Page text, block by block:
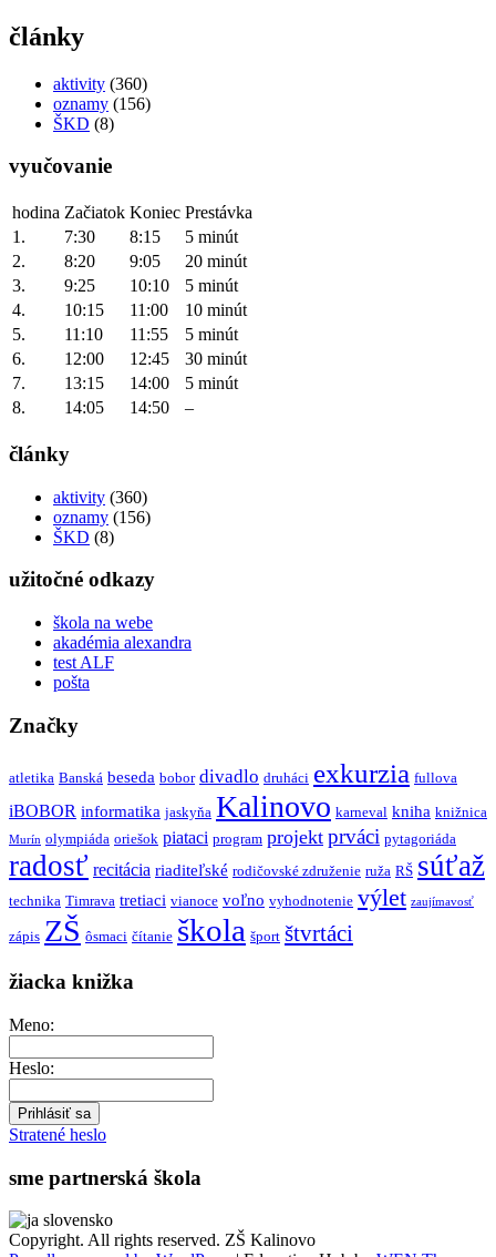
články
aktivity (360)
oznamy (156)
ŠKD (8)
vyučovanie
hodina Začiatok Koniec Prestávka
1.
7:30 8:15
5 minút
2.
8:20 9:05
20 minút
3.
9:25 10:10
5 minút
4.
10:15 11:00
10 minút
5.
11:10 11:55
5 minút
6.
12:00 12:45
30 minút
7.
13:15 14:00
5 minút
8.
14:05 14:50 –
články
aktivity (360)
oznamy (156)
ŠKD (8)
užitočné odkazy
škola na webe
akadémia alexandra
test ALF
pošta
Značky
atletika Banská beseda bobor divadlo druháci exkurzia fullova
iBOBOR informatika jaskyňa Kalinovo karneval kniha knižnica
Murín olympiáda oriešok piataci program projekt prváci pytagoriáda
radosť recitácia riaditeľské rodičovské združenie ruža RŠ súťaž
technika Timrava tretiaci vianoce voľno vyhodnotenie výlet zaujímavosť
zápis ZŠ ôsmaci čítanie škola šport štvrtáci
žiacka knižka
Meno:
Heslo:
Stratené heslo
sme partnerská škola
Copyright. All rights reserved. ZŠ Kalinovo